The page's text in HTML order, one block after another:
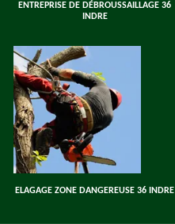
ENTREPRISE DE DÉBROUSSAILLAGE 36
INDRE
ELAGAGE ZONE DANGEREUSE 36 INDRE